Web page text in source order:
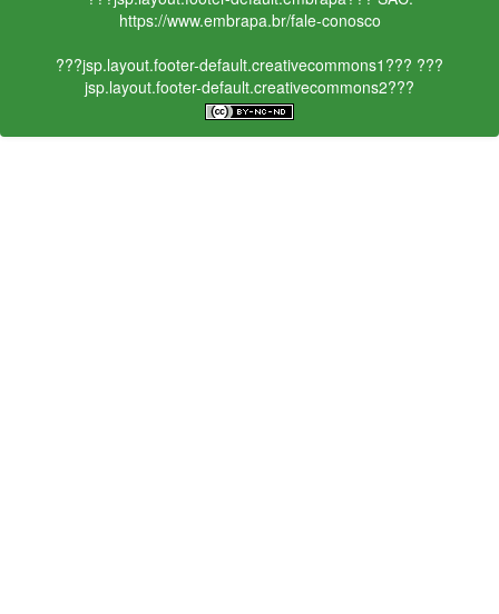
https://www.embrapa.br/fale-conosco
???jsp.layout.footer-default.creativecommons1??? ???
jsp.layout.footer-default.creativecommons2???